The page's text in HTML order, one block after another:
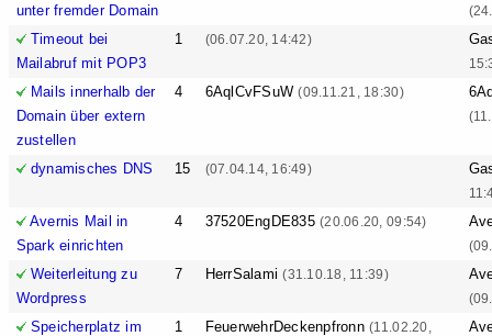
unter fremder Domain
Timeout bei
Mailabruf mit POP3
1 (06.07.20, 14:42)
Mails innerhalb der
Domain über extern
zustellen
4 6AqlCvFSuW(09.11.21, 18:30)
dynamisches DNS 15 (07.04.14, 16:49)
Avernis Mail in
Spark einrichten
4 37520EngDE835(20.06.20, 09:54)
Weiterleitung zu
Wordpress
7 HerrSalami(31.10.18, 11:39)
Speicherplatz im
1 FeuerwehrDeckenpfronn(11.02.20,